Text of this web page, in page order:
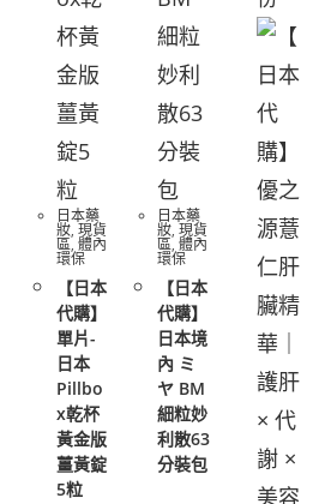
日本藥
妝,現貨
區,體內
環保
【日本
代購】
單片-
日本
Pillbo
x乾杯
黃金版
薑黃錠
5粒
日本藥
妝, 現貨
區, 體內
環保
【日本
代購】
日本境
內 ミ
ヤ BM
細粒妙
利散63
分裝包